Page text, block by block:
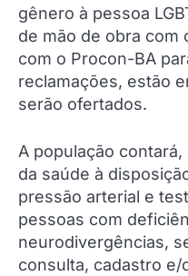
gênero à pessoa
de mão de obra com
com o Procon-BA
reclamações, estão
serão ofertados.
A população
da saúde à
pressão arterial e
pessoas com
neurodivergências,
consulta, cadastro e/